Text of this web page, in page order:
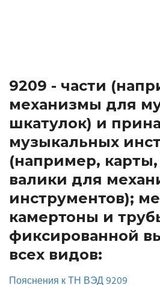
9209 - части
механизмы для
шкатулок) и
музыкальных
(например,
валики для
инструментов);
камертоны и
фиксированной
всех видов:
Пояснения к ТН ВЭД 9209